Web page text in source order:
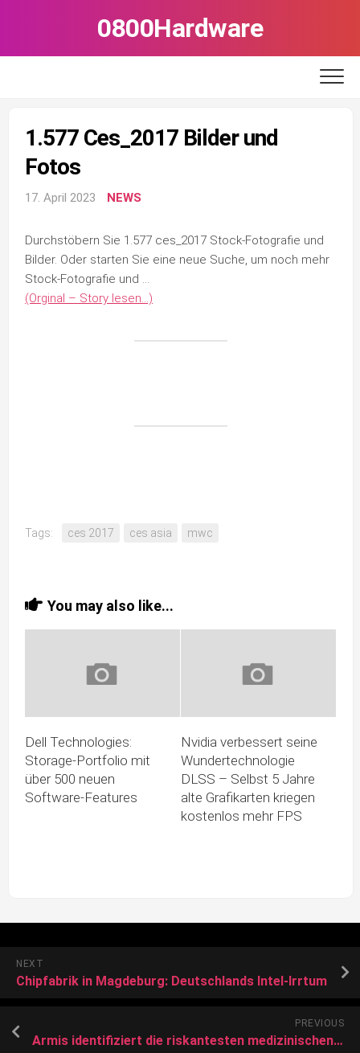
0800Hardware
1.577 Ces_2017 Bilder und
Fotos
17. April 2023 NEWS
Durchstöbern Sie 1.577 ces_2017 Stock-Fotografie und
Bilder. Oder starten Sie eine neue Suche, um noch mehr
Stock-Fotografie und …
(Orginal – Story lesen…)
Tags: ces 2017 ces asia mwc
You may also like...
Dell Technologies:
Storage-Portfolio mit
über 500 neuen
Software-Features
Nvidia verbessert seine
Wundertechnologie
DLSS – Selbst 5 Jahre
alte Grafikarten kriegen
kostenlos mehr FPS
NEXT
Chipfabrik in Magdeburg: Deutschlands Intel-Irrtum
PREVIOUS
Armis identifiziert die riskantesten medizinischen und IoT-Geräte in klinischen Umgebungen